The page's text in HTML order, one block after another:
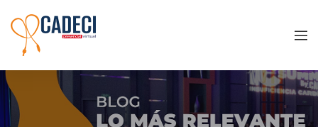
Carrito